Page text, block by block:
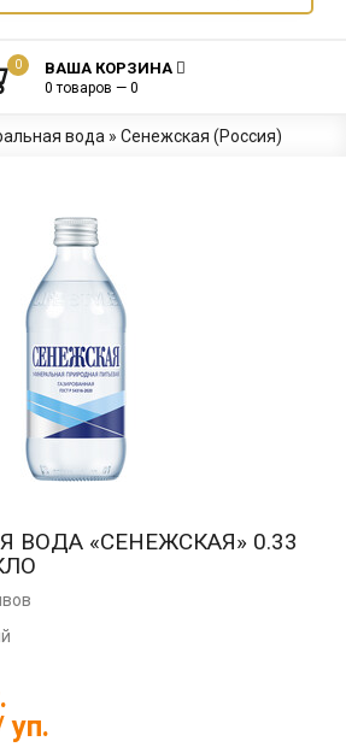
0 ВАША КОРЗИНА
0 товаров — 0
вода » Сенежская (Россия)
ВОДА «СЕНЕЖСКАЯ» 0.33
уп.